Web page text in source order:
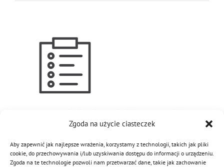
Zgoda na użycie ciasteczek
Aby zapewnić jak najlepsze wrażenia, korzystamy z technologii, takich jak pliki
cookie, do przechowywania i/lub uzyskiwania dostępu do informacji o urządzeniu.
Zgoda na te technologie pozwoli nam przetwarzać dane, takie jak zachowanie
sportowo-pożarniczych
8 maja 2019
sędziowie
szkolenie